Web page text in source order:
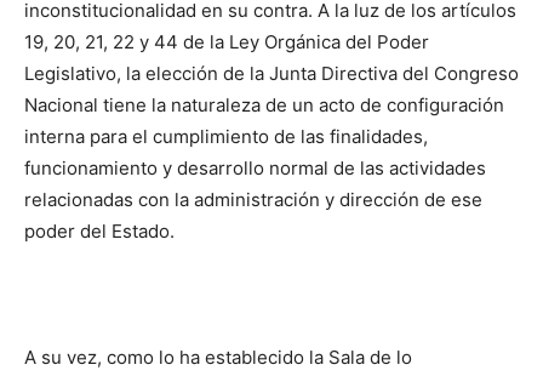
inconstitucionalidad en su contra. A la luz de los artículos
19, 20, 21, 22 y 44 de la Ley Orgánica del Poder
Legislativo, la elección de la Junta Directiva del Congreso
Nacional tiene la naturaleza de un acto de configuración
interna para el cumplimiento de las finalidades,
funcionamiento y desarrollo normal de las actividades
relacionadas con la administración y dirección de ese
poder del Estado.
A su vez, como lo ha establecido la Sala de lo